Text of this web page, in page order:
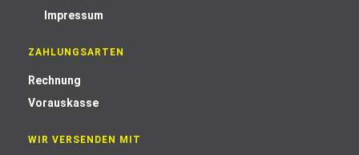
Impressum
ZAHLUNGSARTEN
Rechnung
Vorauskasse
WIR VERSENDEN MIT